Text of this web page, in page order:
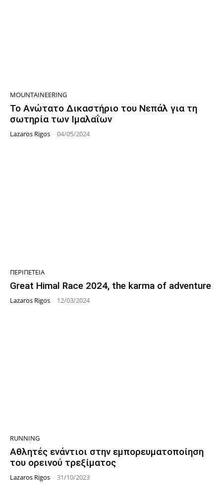
MOUNTAINEERING
Το Ανώτατο Δικαστήριο του Νεπάλ για τη
σωτηρία των Ιμαλαΐων
Lazaros Rigos - 04/05/2024
ΠΕΡΙΠΈΤΕΙΑ
Great Himal Race 2024, the karma of adventure
Lazaros Rigos - 12/03/2024
RUNNING
Αθλητές ενάντιοι στην εμπορευματοποίηση
του ορεινού τρεξίματος
Lazaros Rigos - 31/10/2023